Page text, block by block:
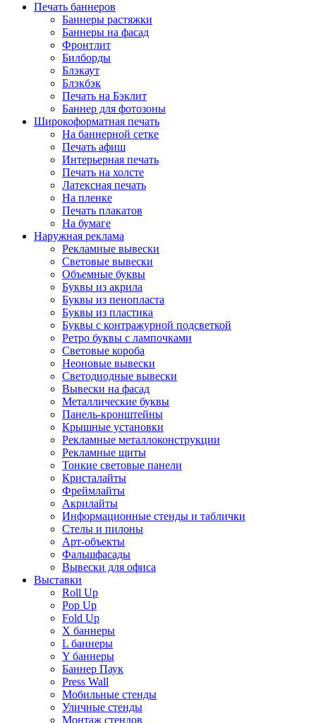
Печать баннеров
Баннеры растяжки
Баннеры на фасад
Фронтлит
Билборды
Блэкаут
Блэкбэк
Печать на Бэклит
Баннер для фотозоны
Широкоформатная печать
На баннерной сетке
Печать афиш
Интерьерная печать
Печать на холсте
Латексная печать
На пленке
Печать плакатов
На бумаге
Наружная реклама
Рекламные вывески
Световые вывески
Объемные буквы
Буквы из акрила
Буквы из пенопласта
Буквы из пластика
Буквы с контражурной подсветкой
Ретро буквы с лампочками
Световые короба
Неоновые вывески
Светодиодные вывески
Вывески на фасад
Металлические буквы
Панель-кронштейны
Крышные установки
Рекламные металлоконструкции
Рекламные щиты
Тонкие световые панели
Кристалайты
Фреймлайты
Акрилайты
Информационные стенды и таблички
Стелы и пилоны
Арт-объекты
Фальшфасады
Вывески для офиса
Выставки
Roll Up
Pop Up
Fold Up
Х баннеры
L баннеры
Y баннеры
Баннер Паук
Press Wall
Мобильные стенды
Уличные стенды
Монтаж стендов